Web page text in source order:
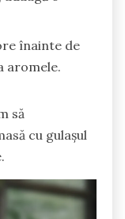
înainte de
aromele.
să
cu gulașul